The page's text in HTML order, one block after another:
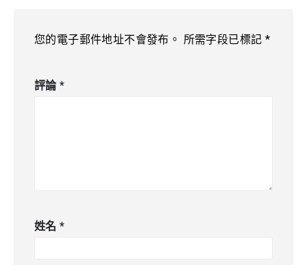
您的電子郵件地址不會發布。 所需字段已標記 *
評論*
姓名*